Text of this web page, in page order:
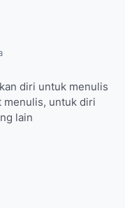
diri untuk menulis
menulis, untuk diri
lain